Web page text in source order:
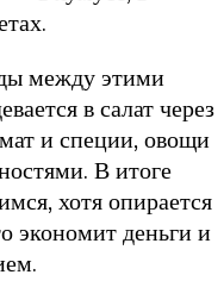
между этими
в салат через
и специи, овощи
В итоге
хотя опирается
экономит деньги и